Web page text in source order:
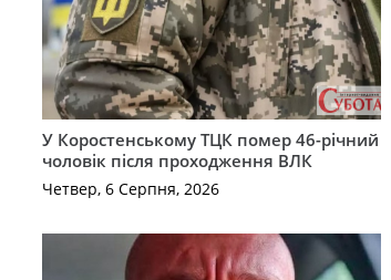
У Коростенському ТЦК помер 46-річний
чоловік після проходження ВЛК
Четвер, 6 Серпня, 2026